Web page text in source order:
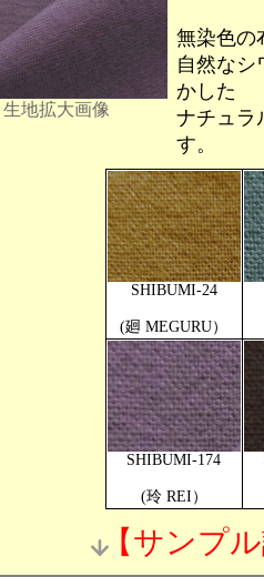
生地拡大画像
無染色の
自然なシ
かした
ナチュラ
す。
SHIBUMI-24
(廻 MEGURU）
SHIBUMI-174
(玲 REI）
【サンプ